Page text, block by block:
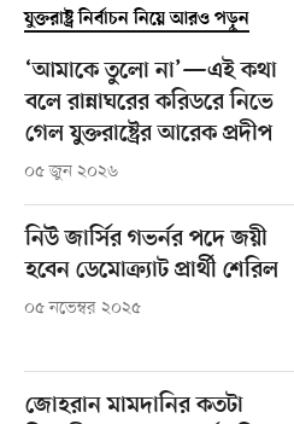
যুক্তরাষ্ট্র নির্বাচন নিয়ে আরও পড়ুন
‘আমাকে তুলো না’—এই কথা
বলে রান্নাঘরের করিডরে নিভে
গেল যুক্তরাষ্ট্রের আরেক প্রদীপ
০৫ জুন ২০২৬
নিউ জার্সির গভর্নর পদে জয়ী
হবেন ডেমোক্র্যাট প্রার্থী শেরিল
০৫ নভেম্বর ২০২৫
জোহরান মামদানির কতটা